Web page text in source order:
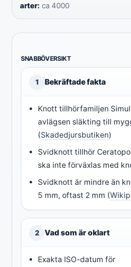
arter: ca 4000
SNABBÖVERSIKT
1 Bekräftade fakta
Knott tillhörfamiljen
avlägsen släkting till
(Skadedjursbutiken)
Svidknott tillhör
ska inte förväxlas med
Svidknott är mindre än
5 mm, oftast 2 mm (
2 Vad som är oklart
Exakta ISO-datum för